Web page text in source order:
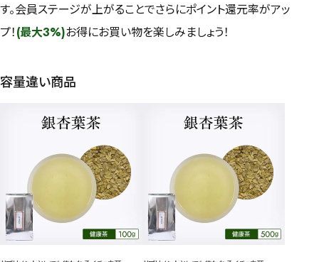
す。会員ステージが上がることでさらにポイント還元率がアッ
プ！(最大3%)お得にお買い物を楽しみましょう！
容量違い商品